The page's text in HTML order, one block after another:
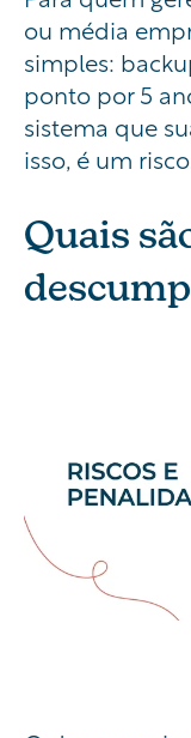
ou média
simples:
ponto por 5
sistema que
isso, é um
Quais